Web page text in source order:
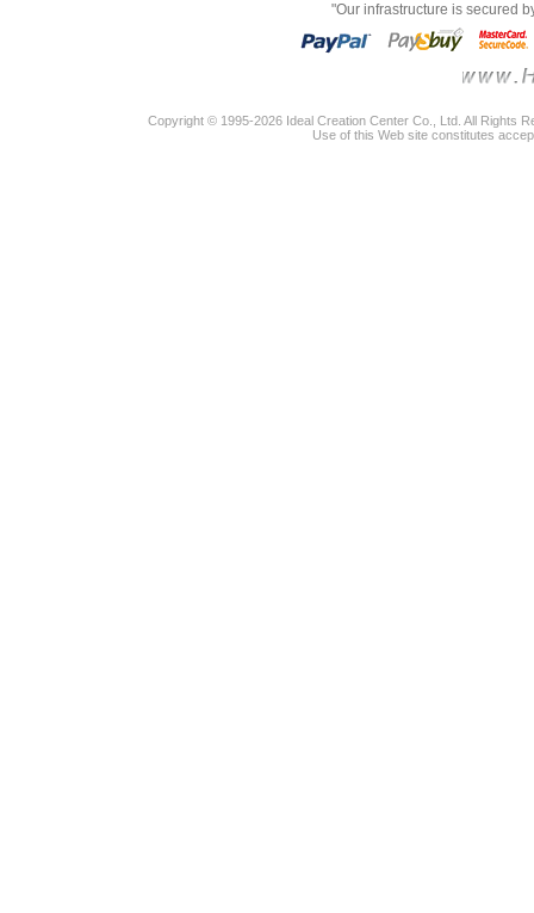
"Our infrastructure is secured
Copyright © 1995-2026 Ideal Creation Center Co., Ltd. All Rights
Use of this Web site constitutes